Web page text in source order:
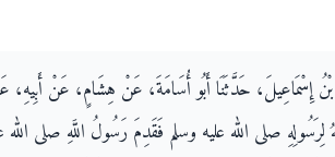
إِسْمَاعِيلَ، حَدَّثَنَا أَبُو أُسَامَةَ، عَنْ هِشَامٍ، عَنْ
لِرَسُولِهِ صلى الله عليه وسلم فَقَدِمَ رَسُولُ اللَّهِ صلى